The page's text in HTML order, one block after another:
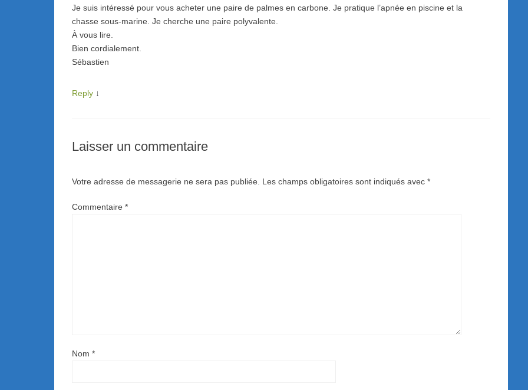
Je suis intéressé pour vous acheter une paire de palmes en carbone. Je pratique l’apnée en piscine et la
chasse sous-marine. Je cherche une paire polyvalente.
À vous lire.
Bien cordialement.
Sébastien
Reply ↓
Laisser un commentaire
Votre adresse de messagerie ne sera pas publiée. Les champs obligatoires sont indiqués avec *
Commentaire *
Nom *